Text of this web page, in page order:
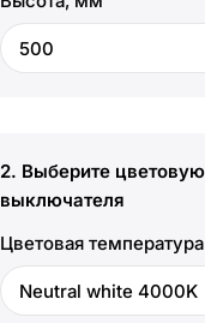
500
2. Выберите
выключателя
Цветовая температура
Neutral white 4000K